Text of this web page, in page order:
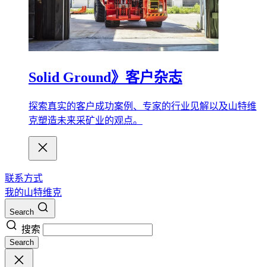
Solid Ground》客户杂志
探索真实的客户成功案例、专家的行业见解以及山特维
克塑造未来采矿业的观点。
联系方式
我的山特维克
Search
搜索
Search